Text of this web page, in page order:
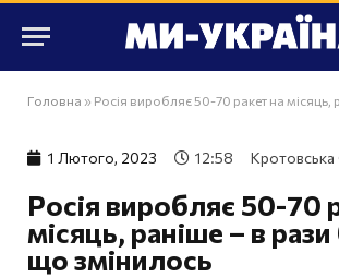
Головна » Росія виробляє 50-70 ракет на місяць, раніше – в
1 Лютого, 2023 12:58 Кротовська
Росія виробляє 50-70
місяць, раніше – в
що змінилось